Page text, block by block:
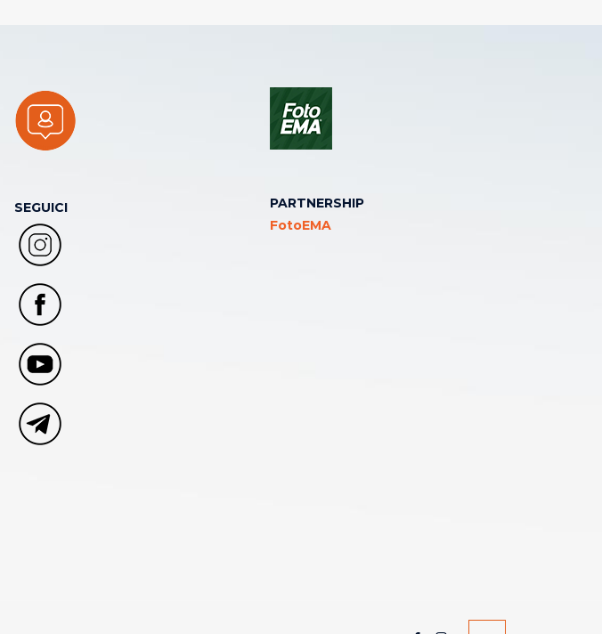
SEGUICI
PARTNERSHIP
FotoEMA